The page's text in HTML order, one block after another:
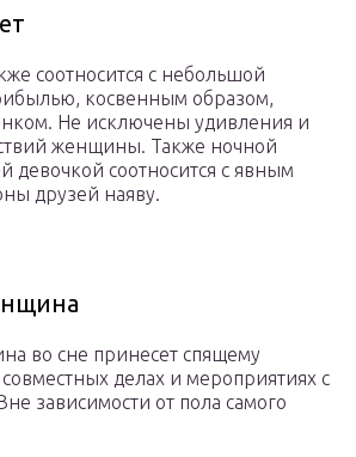
соотносится с небольшой
косвенным образом,
Не исключены удивления и
женщины. Также ночной
девочкой соотносится с явным
друзей наяву.
во сне принесет спящему
делах и мероприятиях с
зависимости от пола самого